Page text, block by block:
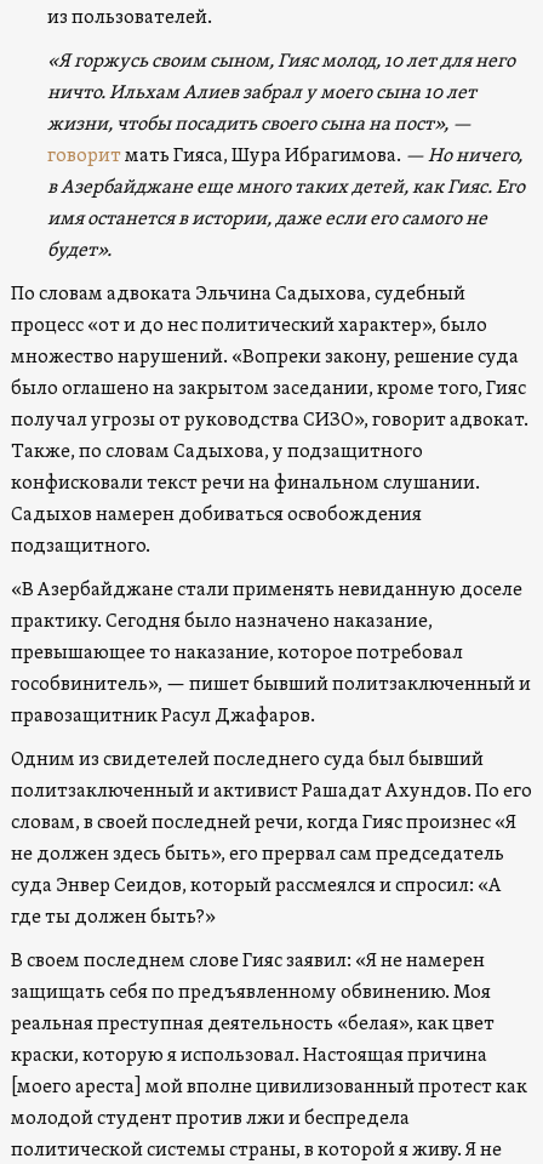
из пользователей.
«Я горжусь своим сыном, Гияс молод, 10 лет для него
ничто. Ильхам Алиев забрал у моего сына 10 лет
жизни, чтобы посадить своего сына на пост», —
говоритмать Гияса, Шура Ибрагимова. — Но ничего,
в Азербайджане еще много таких детей, как Гияс. Его
имя останется в истории, даже если его самого не
будет».
По словам адвоката Эльчина Садыхова, судебный
процесс «от и до нес политический характер», было
множество нарушений. «Вопреки закону, решение суда
было оглашено на закрытом заседании, кроме того, Гияс
получал угрозы от руководства СИЗО», говорит адвокат.
Также, по словам Садыхова, у подзащитного
конфисковали текст речи на финальном слушании.
Садыхов намерен добиваться освобождения
подзащитного.
«В Азербайджане стали применять невиданную доселе
практику. Сегодня было назначено наказание,
превышающее то наказание, которое потребовал
гособвинитель», — пишет бывший политзаключенный и
правозащитник Расул Джафаров.
Одним из свидетелей последнего суда был бывший
политзаключенный и активист Рашадат Ахундов. По его
словам, в своей последней речи, когда Гияс произнес «Я
не должен здесь быть», его прервал сам председатель
суда Энвер Сеидов, который рассмеялся и спросил: «А
где ты должен быть?»
В своем последнем слове Гияс заявил: «Я не намерен
защищать себя по предъявленному обвинению. Моя
реальная преступная деятельность «белая», как цвет
краски, которую я использовал. Настоящая причина
[моего ареста] мой вполне цивилизованный протест как
молодой студент против лжи и беспредела
политической системы страны, в которой я живу. Я не